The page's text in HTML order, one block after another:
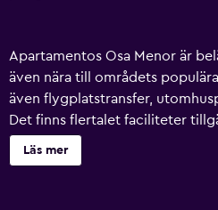
Apartamentos Osa Menor är
även nära till områdets
även flygplatstransfer,
Det finns flertalet faciliteter
fastigheten, så som grill- och
och biluthyrning. Vid fint väder
Läs mer